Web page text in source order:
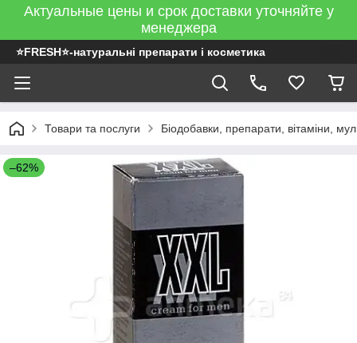
Актуальные цены и срок доставки уточняйте у
менеджера
⭐FRESH⭐-натуральні препарати і косметика
Товари та послуги Біодобавки, препарати, вітаміни,
–62%